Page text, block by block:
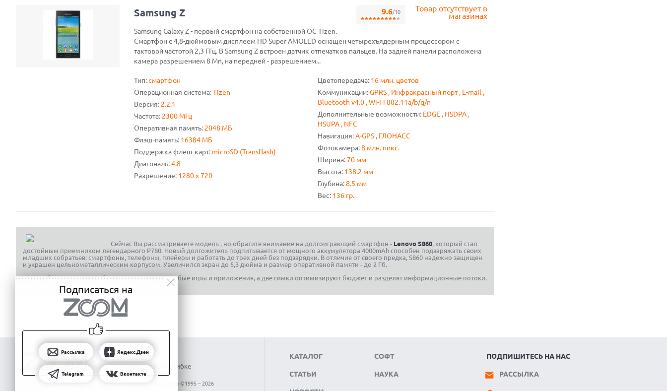
Товар отсутствует в
магазинах
9.6/10
Samsung Z
Samsung Galaxy Z - первый смартфон на собственной ОС Tizen.
Смартфон с 4,8-дюймовым дисплеем HD Super AMOLED оснащен четырехъядерным процессором с
тактовой частотой 2,3 ГГц. В Samsung Z встроен датчик отпечатков пальцев. На задней панели расположена
камера разрешением 8 Мп, на передней - разрешением...
Тип:смартфон
Операционная система:Tizen
Версия: 2.2.1
Частота: 2300 МГц
Оперативная память: 2048 МБ
Флэш-память: 16384 МБ
Поддержка флеш-карт: microSD (Transflash)
Диагональ:4.8
Разрешение: 1280 x 720
Цветопередача: 16 млн. цветов
Коммуникации:GPRS , Инфракрасный порт , E-mail ,
Bluetooth v4.0 , Wi-Fi 802.11a/b/g/n
Дополнительные возможности: EDGE , HSDPA ,
HSUPA , NFC
Навигация:A-GPS , ГЛОНАСС
Фотокамера:8 млн. пикс.
Ширина:70 мм
Высота: 138.2 мм
Глубина:8.5 мм
Вес: 136 гр.
Сейчас Вы рассматриваете модель , но обратите внимание на долгоиграющий смартфон - Lenovo S860 , который стал
достойным приемником легендарного P780. Новый долгожитель подпитывается от мощного аккумулятора 4000mAh способен подзаряжать своих
младших собратьев: смартфоны, телефоны, плейеры и работать до трех дней без подзарядки. В отличие от своего предка, S860 надежно защищен
и украшен цельнометаллическим корпусом. Увеличился экран до 5,3 дюйма и размер оперативной памяти - до 2 Гб.
Мощный четырехядерный процессор потянет любые игры и приложения, а две симки оптимизируют бюджет и разделят информационные потоки.
Сообщить об ошибке
Все права защищены ©1995 – 2026
КАТАЛОГ
СТАТЬИ
СОФТ
НАУКА
ПОДПИШИТЕСЬ НА НАС
РАССЫЛКА
Подписаться на
Рассылка Яндекс.Дзен
Telegram Вконтакте